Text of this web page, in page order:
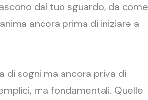
dal tuo sguardo, da come
ancora prima di iniziare a
di sogni ma ancora priva di
ma fondamentali. Quelle